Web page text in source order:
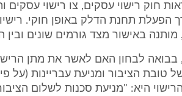
חוק רישוי עסקים, צו רישוי עסקים
הפעלת תחנת הדלק באופן חוקי.
מותנה באישור מצד גורמים שונים
לבחון האם לאשר את מתן
היא: "מניעת סכנות לשלום